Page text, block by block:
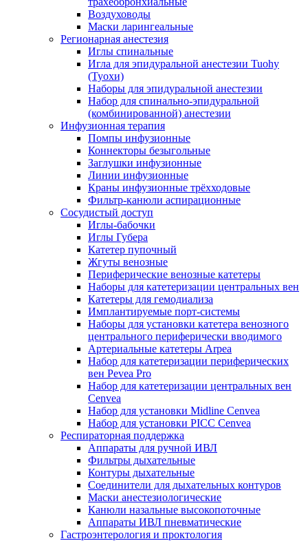
Воздуховоды
Маски ларингеальные
Регионарная анестезия
Иглы спинальные
Игла для эпидуральной анестезии Tuohy
(Туохи)
Наборы для эпидуральной анестезии
Набор для спинально-эпидуральной
(комбинированной) анестезии
Инфузионная терапия
Помпы инфузионные
Коннекторы безыгольные
Заглушки инфузионные
Линии инфузионные
Краны инфузионные трёхходовые
Фильтр-канюли аспирационные
Сосудистый доступ
Иглы-бабочки
Иглы Губера
Катетер пупочный
Жгуты венозные
Периферические венозные катетеры
Наборы для катетеризации центральных вен
Катетеры для гемодиализа
Имплантируемые порт‑системы
Наборы для установки катетера венозного
центрального периферически вводимого
Артериальные катетеры Arpea
Набор для катетеризации периферических
вен Pevea Pro
Набор для катетеризации центральных вен
Cenvea
Набор для установки Midline Cenvea
Набор для установки PICC Cenvea
Респираторная поддержка
Аппараты для ручной ИВЛ
Фильтры дыхательные
Контуры дыхательные
Соединители для дыхательных контуров
Маски анестезиологические
Канюли назальные высокопоточные
Аппараты ИВЛ пневматические
Гастроэнтерология и проктология